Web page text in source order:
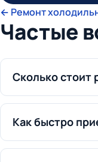
← Ремонт
Частые
Сколько стоит
Как быстро